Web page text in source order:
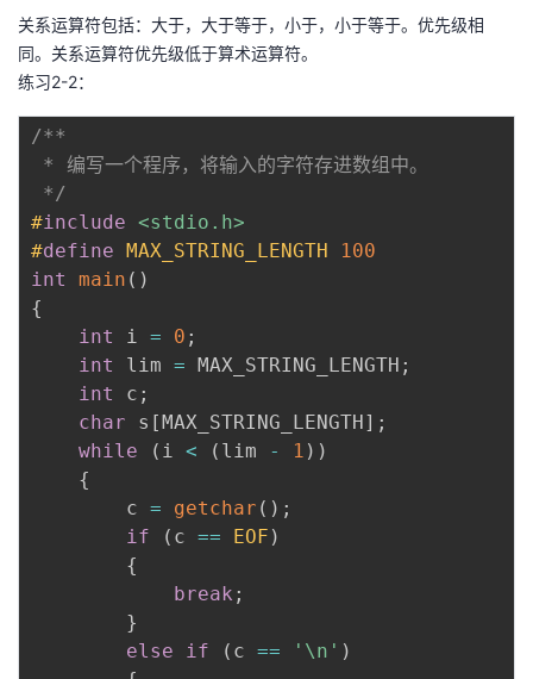
关系运算符包括：大于，大于等于，小于，小于等于。优先级相
同。关系运算符优先级低于算术运算符。
练习2-2：
/**
* 编写一个程序，将输入的字符存进数组中。
*/
#include <stdio.h>
#define MAX_STRING_LENGTH
100
int
main ( )
{
int
i = 0 ;
int
lim = MAX_STRING_LENGTH ;
int
c ;
char s [MAX_STRING_LENGTH] ;
while
( i < ( lim - 1 ) )
{
        c
= getchar ( ) ;
if
( c == EOF )
{
break ;
}
else
if ( c == '\n' )